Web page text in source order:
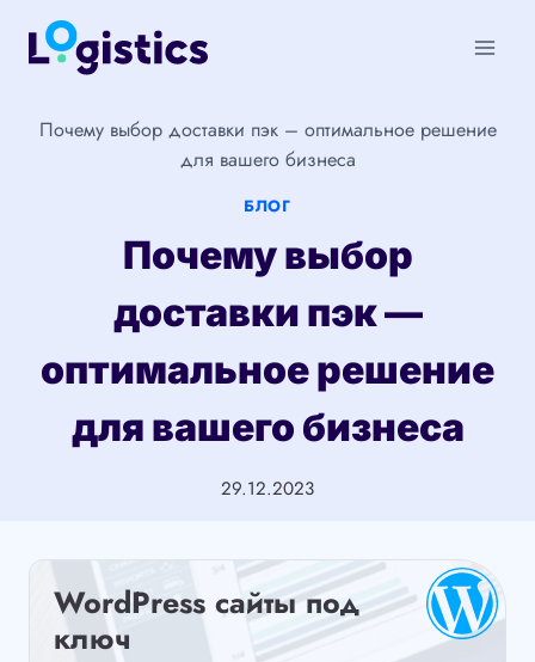
Перейти
Почему выбор доставки пэк – оптимальное решение
для вашего бизнеса
БЛОГ
Почему выбор
доставки пэк —
оптимальное решение
для вашего бизнеса
29.12.2023
WordPress сайты под
ключ